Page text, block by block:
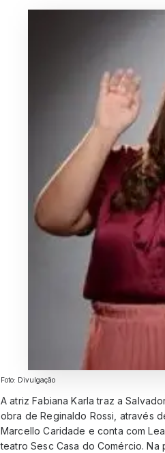
Foto: Divulgação
A atriz Fabiana Karla traz a
obra de Reginaldo Rossi, através
Marcello Caridade e conta com
teatro Sesc Casa do Comércio. Na